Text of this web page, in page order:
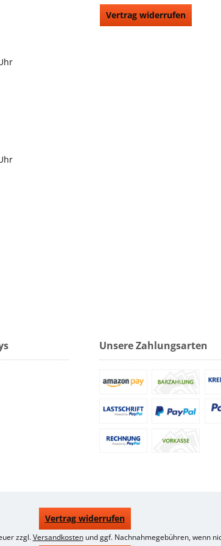
Teck
Vertrag widerrufen
Unsere Zahlungsarten
Vertrag widerrufen
zzgl.Versandkostenund ggf. Nachnahmegebühren, wenn